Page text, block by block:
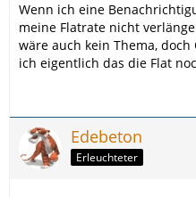
Wenn ich eine
meine Flatrate nicht
wäre auch kein Thema,
ich eigentlich das die Flat
Edebeton
Erleuchteter